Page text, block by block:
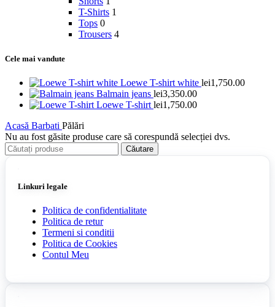
T-Shirts 1
Tops 0
Trousers 4
Cele mai vandute
Loewe T-shirt white lei1,750.00
Balmain jeans lei3,350.00
Loewe T-shirt lei1,750.00
Acasă Barbati Pălări
Nu au fost găsite produse care să corespundă selecției dvs.
Căutare
Linkuri legale
Politica de confidentialitate
Politica de retur
Termeni si conditii
Politica de Cookies
Contul Meu